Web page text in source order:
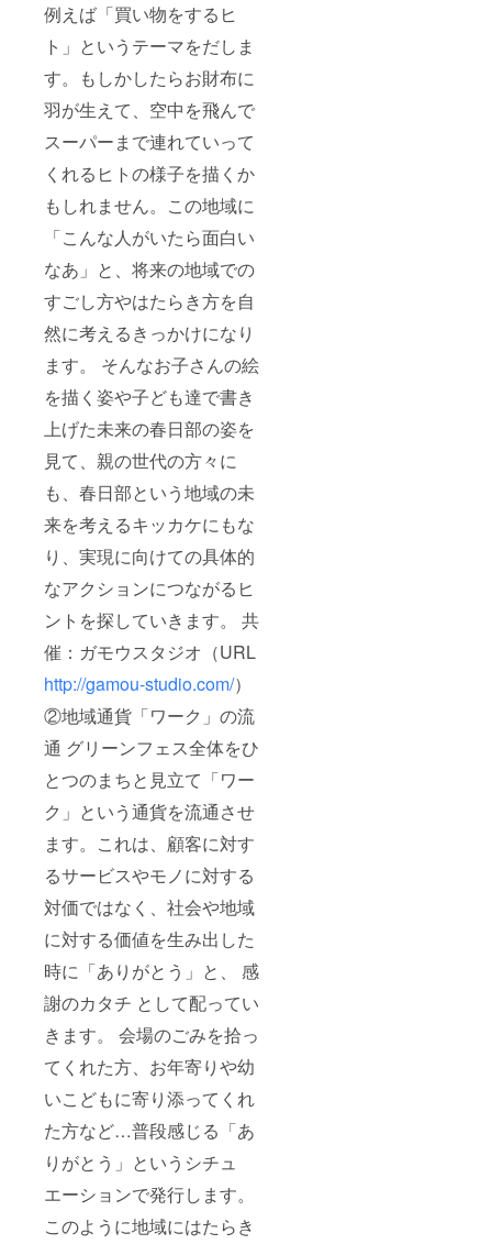
例えば「買い物をするヒ
ト」というテーマをだしま
す。もしかしたらお財布に
羽が生えて、空中を飛んで
スーパーまで連れていって
くれるヒトの様子を描くか
もしれません。この地域に
「こんな人がいたら面白い
なあ」と、将来の地域での
すごし方やはたらき方を自
然に考えるきっかけになり
ます。 そんなお子さんの絵
を描く姿や子ども達で書き
上げた未来の春日部の姿を
見て、親の世代の方々に
も、春日部という地域の未
来を考えるキッカケにもな
り、実現に向けての具体的
なアクションにつながるヒ
ントを探していきます。 共
催：ガモウスタジオ（URL
http://gamou-studio.com/）
②地域通貨「ワーク」の流
通 グリーンフェス全体をひ
とつのまちと見立て「ワー
ク」という通貨を流通させ
ます。これは、顧客に対す
るサービスやモノに対する
対価ではなく、社会や地域
に対する価値を生み出した
時に「ありがとう」と、 感
謝のカタチ として配ってい
きます。 会場のごみを拾っ
てくれた方、お年寄りや幼
いこどもに寄り添ってくれ
た方など…普段感じる「あ
りがとう」というシチュ
エーションで発行します。
このように地域にはたらき